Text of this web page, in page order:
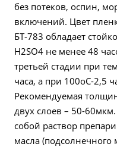
без потеков, оспин,
включений. Цвет
БТ-783 обладает
H2SO4 не менее 48
третьей стадии при
часа, а при 100оС-2,5
Рекомендуемая
двух слоев – 50-
собой раствор
масла